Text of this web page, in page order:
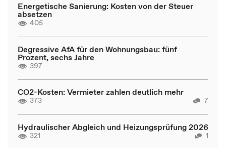
Energetische Sanierung: Kosten von der Steuer
absetzen
405
Degressive AfA für den Wohnungsbau: fünf
Prozent, sechs Jahre
397
CO2-Kosten: Vermieter zahlen deutlich mehr
373 7
Hydraulischer Abgleich und Heizungsprüfung 2026
321 1